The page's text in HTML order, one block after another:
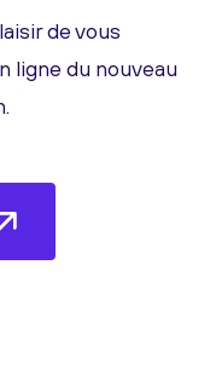
de vous
ligne du nouveau